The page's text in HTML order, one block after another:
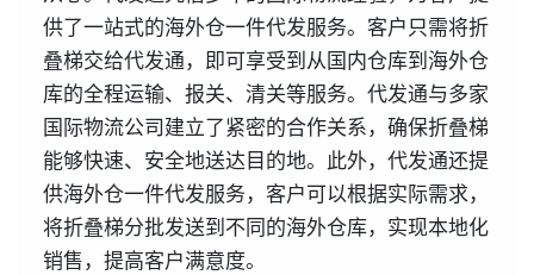
供了一站式的海外仓一件代发服务。客户只需将折
叠梯交给代发通，即可享受到从国内仓库到海外仓
库的全程运输、报关、清关等服务。代发通与多家
国际物流公司建立了紧密的合作关系，确保折叠梯
能够快速、安全地送达目的地。此外，代发通还提
供海外仓一件代发服务，客户可以根据实际需求，
将折叠梯分批发送到不同的海外仓库，实现本地化
销售，提高客户满意度。